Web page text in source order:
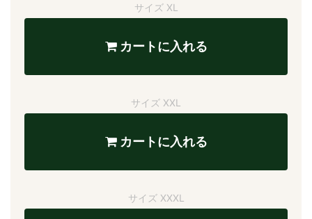
サイズ XL
カートに入れる
サイズ XXL
カートに入れる
サイズ XXXL